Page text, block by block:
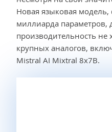
Новая языковая модель,
миллиарда параметров,
производительность не
крупных аналогов,
Mistral AI Mixtral 8x7B.